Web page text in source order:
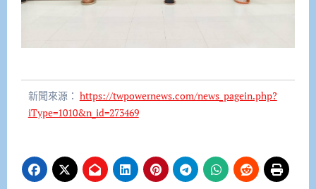
新聞來源： https://twpowernews.com/news_pagein.php?
iType=1010&n_id=273469